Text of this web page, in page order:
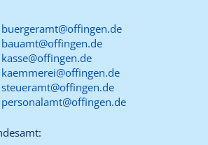
buergeramt@offingen.de
bauamt@offingen.de
kasse@offingen.de
kaemmerei@offingen.de
steueramt@offingen.de
personalamt@offingen.de